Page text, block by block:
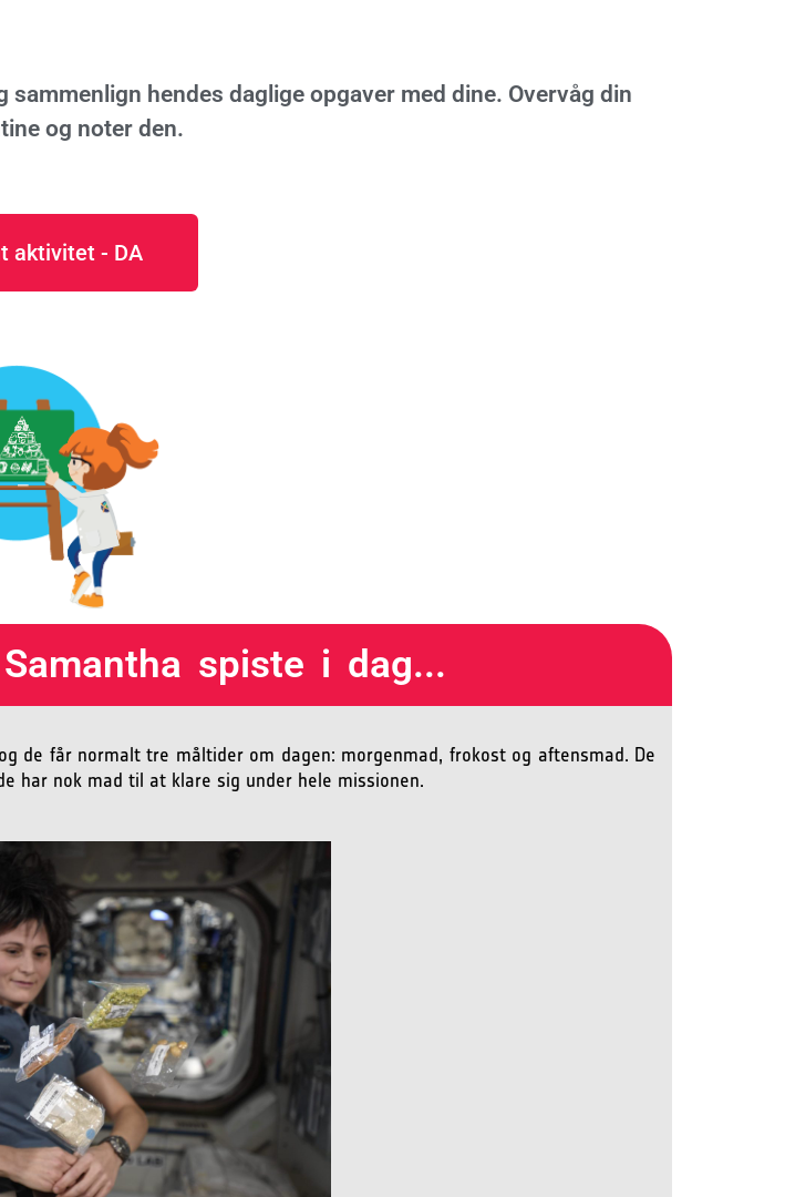
sammenlign hendes daglige opgaver med dine. Overvåg din
og noter den.
aktivitet - DA
spiste i dag...
de får normalt tre måltider om dagen: morgenmad, frokost og aftensmad. De
har nok mad til at klare sig under hele missionen.